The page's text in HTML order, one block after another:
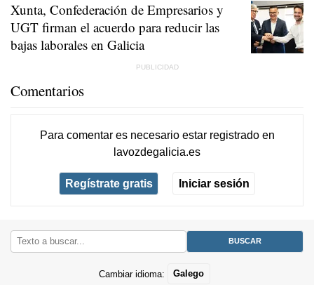
Xunta, Confederación de Empresarios y
UGT firman el acuerdo para reducir las
bajas laborales en Galicia
Comentarios
Para comentar es necesario estar registradoen
lavozdegalicia.es
Regístrate gratis Iniciar sesión
Cambiar idioma: Galego